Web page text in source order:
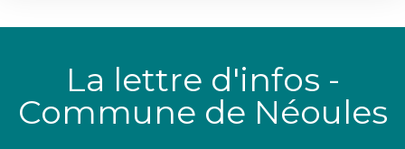
La lettre d'infos -
Commune de Néoules